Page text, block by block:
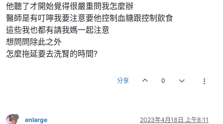
他聽了才開始覺得很嚴重問我怎麼辦
醫師是有叮嚀我要注意要他控制血糖跟控制飲食
這些我也都有請我媽一起注意
想問問除此之外
怎麼拖延要去洗腎的時間?
分享 0
enlarge 2023年4月18日 上午8:11